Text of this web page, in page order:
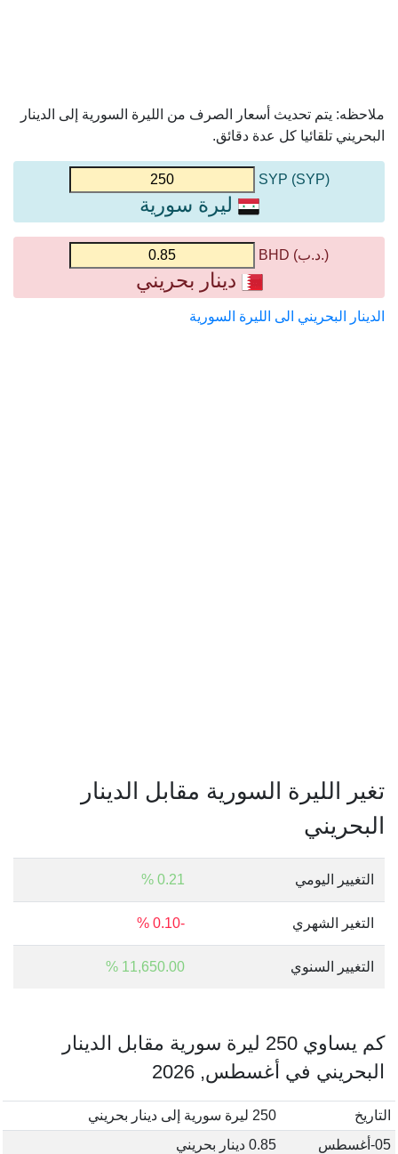
ملاحظه: يتم تحديث أسعار الصرف من الليرة السورية إلى الدينار
البحريني تلقائيا كل عدة دقائق.
(SYP) SYP
ليرة سورية
(.د.ب) BHD
دينار بحريني
الدينار البحريني الى الليرة السورية
تغير الليرة السورية مقابل الدينار
البحريني
التغيير اليومي 0.21 %
التغير الشهري -0.10 %
التغيير السنوي 11,650.00 %
كم يساوي 250 ليرة سورية مقابل الدينار
البحريني في أغسطس, 2026
التاريخ
250 ليرة سورية إلى دينار بحريني
05-أغسطس
0.85 دينار بحريني